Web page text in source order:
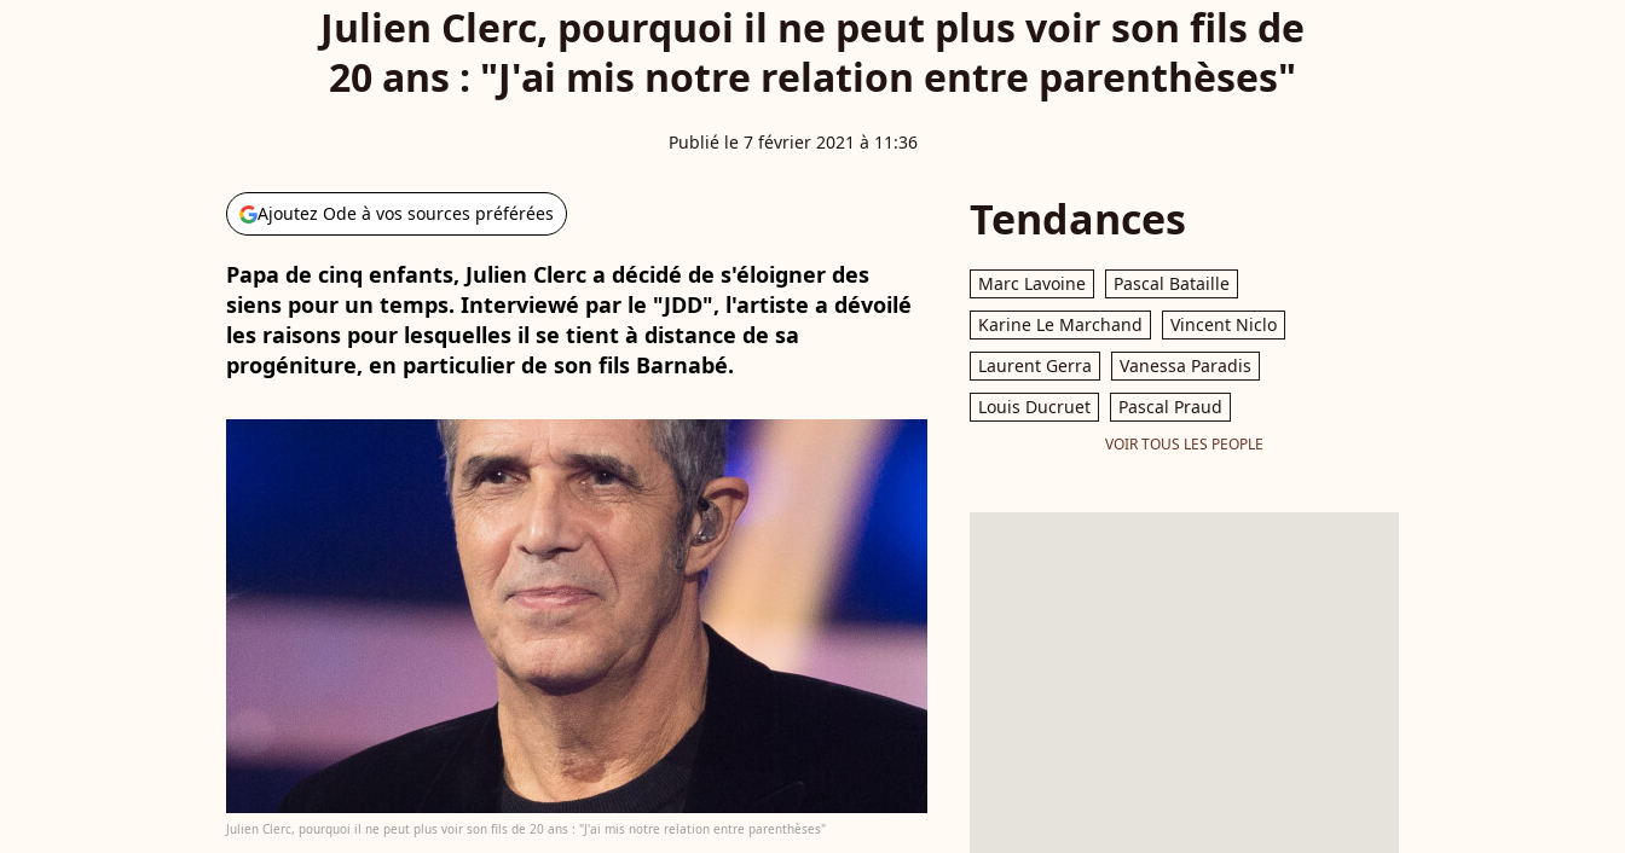
Julien Clerc, pourquoi il ne peut plus voir son fils de
20 ans : "J'ai mis notre relation entre parenthèses"
Publié le 7 février 2021 à 11:36
Ajoutez Ode à vos sources préférées
Papa de cinq enfants, Julien Clerc a décidé de s'éloigner des
siens pour un temps. Interviewé par le "JDD", l'artiste a dévoilé
les raisons pour lesquelles il se tient à distance de sa
progéniture, en particulier de son fils Barnabé.
Julien Clerc, pourquoi il ne peut plus voir son fils de 20 ans : "J'ai mis notre relation entre parenthèses"
Tendances
Marc Lavoine
Pascal Bataille
Karine Le Marchand
Vincent Niclo
Laurent Gerra
Vanessa Paradis
Louis Ducruet
Pascal Praud
VOIR TOUS LES PEOPLE